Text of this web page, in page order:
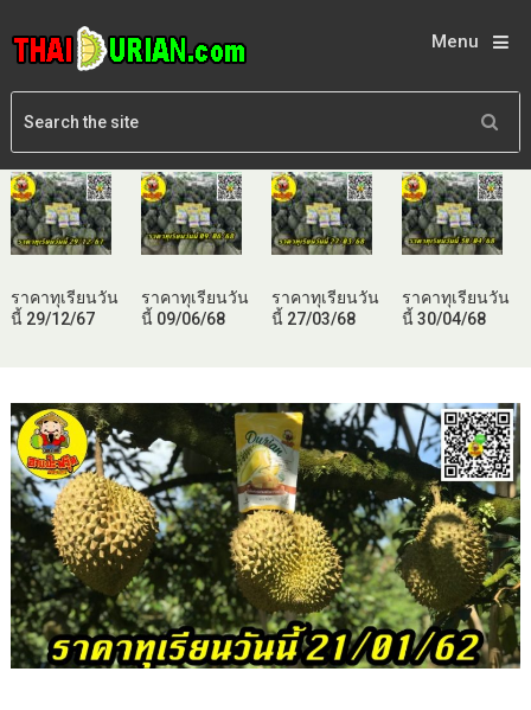
Menu
ราคาทุเรียนวัน
นี้ 29/12/67
ราคาทุเรียนวัน
นี้ 09/06/68
ราคาทุเรียนวัน
นี้ 27/03/68
ราคาทุเรียนวัน
นี้ 30/04/68